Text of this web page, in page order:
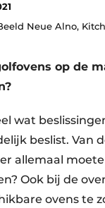
Neue Alno,
op de
wat
beslist. Van
allemaal
Ook bij de
ovens te